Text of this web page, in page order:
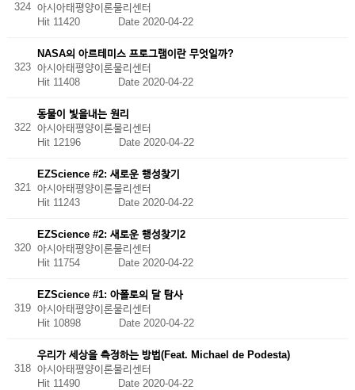
324 아시아태평양이론물리센터
Hit 11420 Date 2020-04-22
323
NASA의 아르테미스 프로그램이란 무엇일까?
아시아태평양이론물리센터
Hit 11408 Date 2020-04-22
322
동물이 빛을내는 원리
아시아태평양이론물리센터
Hit 12196 Date 2020-04-22
321
EZScience #2: 새로운 행성찾기
아시아태평양이론물리센터
Hit 11243 Date 2020-04-22
320
EZScience #2: 새로운 행성찾기2
아시아태평양이론물리센터
Hit 11754 Date 2020-04-22
319
EZScience #1: 아폴로의 달 탐사
아시아태평양이론물리센터
Hit 10898 Date 2020-04-22
318
우리가 세상을 측정하는 방법(Feat. Michael de Podesta)
아시아태평양이론물리센터
Hit 11490 Date 2020-04-22